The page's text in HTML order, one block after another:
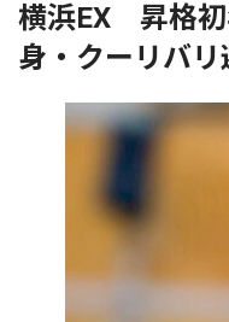
横浜EX 昇格
身・クーリバ